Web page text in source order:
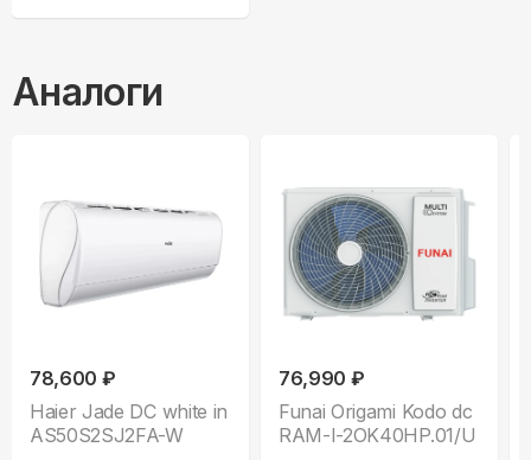
Аналоги
78,600 ₽
Haier Jade DC white in
AS50S2SJ2FA-W
76,990 ₽
Funai Origami Kodo dc
RAM-I-2OK40HP.01/U